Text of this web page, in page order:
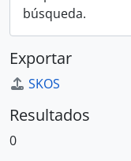
búsqueda.
Exportar
SKOS
Resultados
0